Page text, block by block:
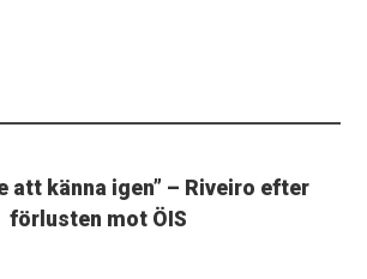
att känna igen” – Riveiro efter
förlusten mot ÖIS